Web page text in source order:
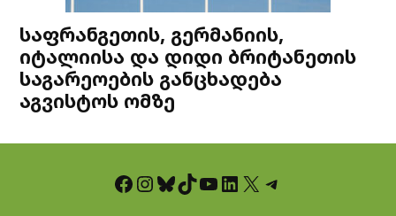
საფრანგეთის, გერმანიის,
იტალიისა და დიდი ბრიტანეთის
საგარეოების განცხადება
აგვისტოს ომზე
Facebook InstagramBluesky TikTok YouTube LinkedIn X Telegram